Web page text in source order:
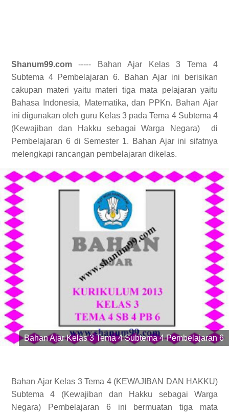
Shanum99.com ----- Bahan Ajar Kelas 3 Tema 4
Subtema 4 Pembelajaran 6. Bahan Ajar ini berisikan
cakupan materi yaitu materi tiga mata pelajaran yaitu
Bahasa Indonesia, Matematika, dan PPKn. Bahan Ajar
ini digunakan oleh guru Kelas 3 pada Tema 4 Subtema 4
(Kewajiban dan Hakku sebagai Warga Negara)
di
Pembelajaran 6 di Semester 1. Bahan Ajar ini sifatnya
melengkapi rancangan pembelajaran dikelas.
Bahan Ajar Kelas 3 Tema 4 Subtema 4 Pembelajaran 6
Bahan Ajar Kelas 3 Tema 4 (KEWAJIBAN DAN HAKKU)
Subtema 4 (Kewajiban dan Hakku sebagai Warga
Negara) Pembelajaran 6 ini bermuatan tiga mata